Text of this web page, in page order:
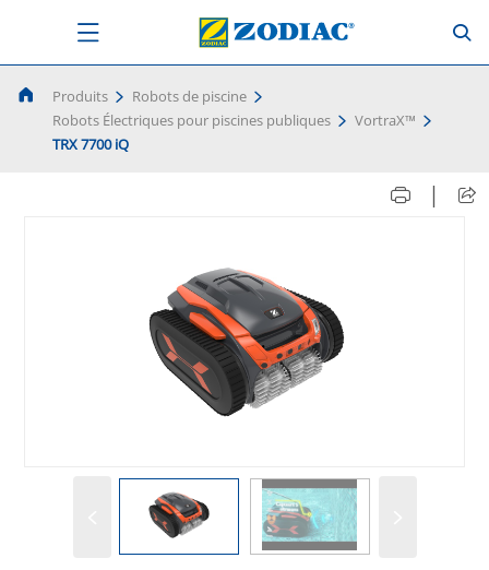
Produits
Robots de piscine
Robots Électriques pour piscines publiques
VortraX™
TRX 7700 iQ
|